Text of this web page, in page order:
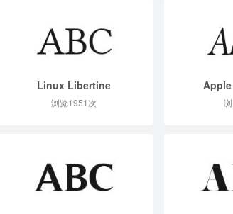
Linux Libertine
浏览1951次